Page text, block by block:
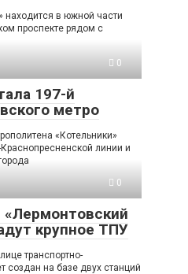
находится в южной части
проспекте рядом с
0
197-й
метро
«Котельники»
линии и
0
«Лермонтовский
крупное ТПУ
транспортно-
создан на базе двух станций